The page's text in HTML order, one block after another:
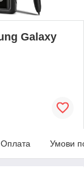
Galaxy
Оплата Умови